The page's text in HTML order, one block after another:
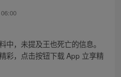
中，未提及王也死亡的信息。
彩，点击按钮下载 App 立享精